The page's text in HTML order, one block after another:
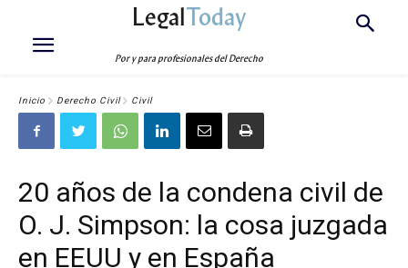
LegalToday
Por y para profesionales del Derecho
Inicio Derecho Civil Civil
20 años de la condena civil de
O. J. Simpson: la cosa juzgada
en EEUU y en España